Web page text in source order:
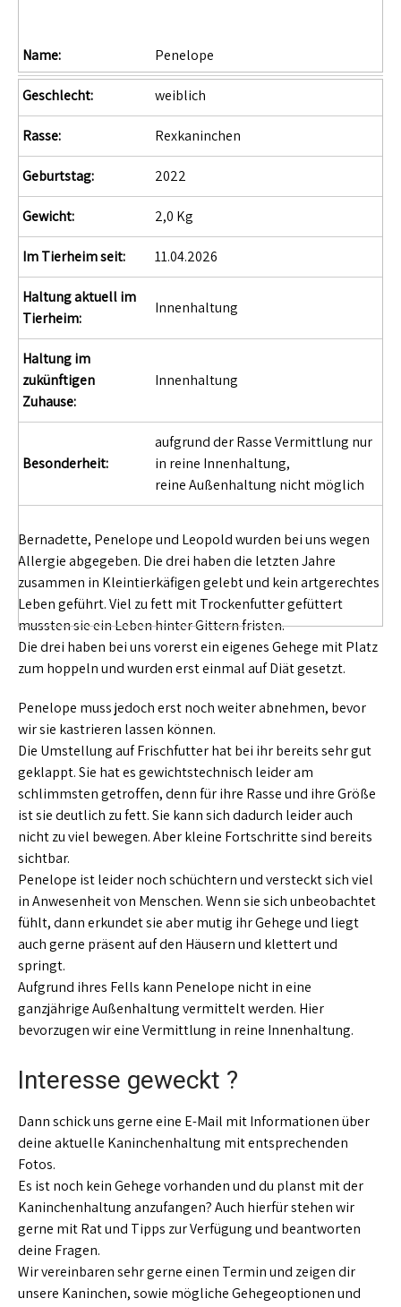
Name: Penelope
Geschlecht: weiblich
Rasse: Rexkaninchen
Geburtstag: 2022
Gewicht: 2,0 Kg
Im Tierheim seit: 11.04.2026
Haltung aktuell im
Tierheim:
Innenhaltung
Haltung im
zukünftigen
Zuhause:
Innenhaltung
Besonderheit:
aufgrund der Rasse Vermittlung nur
in reine Innenhaltung,
reine Außenhaltung nicht möglich
Bernadette, Penelope und Leopold wurden bei uns wegen
Allergie abgegeben. Die drei haben die letzten Jahre
zusammen in Kleintierkäfigen gelebt und kein artgerechtes
Leben geführt. Viel zu fett mit Trockenfutter gefüttert
mussten sie ein Leben hinter Gittern fristen.
Die drei haben bei uns vorerst ein eigenes Gehege mit Platz
zum hoppeln und wurden erst einmal auf Diät gesetzt.
Penelope muss jedoch erst noch weiter abnehmen, bevor
wir sie kastrieren lassen können.
Die Umstellung auf Frischfutter hat bei ihr bereits sehr gut
geklappt. Sie hat es gewichtstechnisch leider am
schlimmsten getroffen, denn für ihre Rasse und ihre Größe
ist sie deutlich zu fett. Sie kann sich dadurch leider auch
nicht zu viel bewegen. Aber kleine Fortschritte sind bereits
sichtbar.
Penelope ist leider noch schüchtern und versteckt sich viel
in Anwesenheit von Menschen. Wenn sie sich unbeobachtet
fühlt, dann erkundet sie aber mutig ihr Gehege und liegt
auch gerne präsent auf den Häusern und klettert und
springt.
Aufgrund ihres Fells kann Penelope nicht in eine
ganzjährige Außenhaltung vermittelt werden. Hier
bevorzugen wir eine Vermittlung in reine Innenhaltung.
Interesse geweckt ?
Dann schick uns gerne eine E-Mail mit Informationen über
deine aktuelle Kaninchenhaltung mit entsprechenden
Fotos.
Es ist noch kein Gehege vorhanden und du planst mit der
Kaninchenhaltung anzufangen? Auch hierfür stehen wir
gerne mit Rat und Tipps zur Verfügung und beantworten
deine Fragen.
Wir vereinbaren sehr gerne einen Termin und zeigen dir
unsere Kaninchen, sowie mögliche Gehegeoptionen und